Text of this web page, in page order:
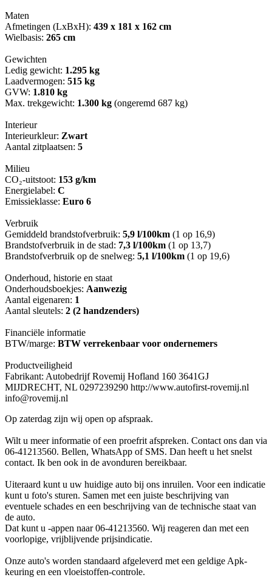
Maten
Afmetingen (LxBxH): 439 x 181 x 162 cm
Wielbasis: 265 cm
Gewichten
Ledig gewicht: 1.295 kg
Laadvermogen: 515 kg
GVW: 1.810 kg
Max. trekgewicht: 1.300 kg (ongeremd 687 kg)
Interieur
Interieurkleur: Zwart
Aantal zitplaatsen: 5
Milieu
CO₂-uitstoot: 153 g/km
Energielabel: C
Emissieklasse: Euro 6
Verbruik
Gemiddeld brandstofverbruik: 5,9 l/100km (1 op 16,9)
Brandstofverbruik in de stad: 7,3 l/100km (1 op 13,7)
Brandstofverbruik op de snelweg: 5,1 l/100km (1 op 19,6)
Onderhoud, historie en staat
Onderhoudsboekjes: Aanwezig
Aantal eigenaren: 1
Aantal sleutels: 2 (2 handzenders)
Financiële informatie
BTW/marge: BTW verrekenbaar voor ondernemers
Productveiligheid
Fabrikant: Autobedrijf Rovemij Hofland 160 3641GJ
MIJDRECHT, NL 0297239290 http://www.autofirst-rovemij.nl
info@rovemij.nl
Op zaterdag zijn wij open op afspraak.
Wilt u meer informatie of een proefrit afspreken. Contact ons dan via
06-41213560. Bellen, WhatsApp of SMS. Dan heeft u het snelst
contact. Ik ben ook in de avonduren bereikbaar.
Uiteraard kunt u uw huidige auto bij ons inruilen. Voor een indicatie
kunt u foto's sturen. Samen met een juiste beschrijving van
eventuele schades en een beschrijving van de technische staat van
de auto.
Dat kunt u -appen naar 06-41213560. Wij reageren dan met een
voorlopige, vrijblijvende prijsindicatie.
Onze auto's worden standaard afgeleverd met een geldige Apk-
keuring en een vloeistoffen-controle.